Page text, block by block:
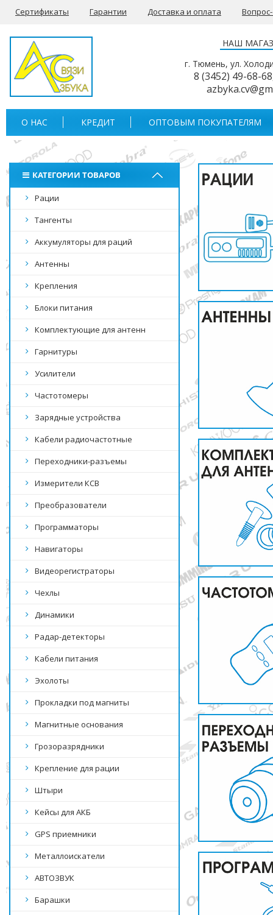
Сертификаты Гарантии Доставка и оплата
НАШ
г. Тюмень, ул.
8 (3452) 49-68-68
О НАС КРЕДИТ ОПТОВЫМ ПОКУПАТЕЛЯМ
КАТЕГОРИИ ТОВАРОВ
Рации
Тангенты
Аккумуляторы для раций
Антенны
Крепления
Блоки питания
Комплектующие для антенн
Гарнитуры
Усилители
Частотомеры
Зарядные устройства
Кабели радиочастотные
Переходники-разъемы
Измерители КСВ
Преобразователи
Программаторы
Навигаторы
Видеорегистраторы
Чехлы
Динамики
Радар-детекторы
Кабели питания
Эхолоты
Прокладки под магниты
Магнитные основания
Грозоразрядники
Крепление для рации
Штыри
Кейсы для АКБ
GPS приемники
Металлоискатели
АВТОЗВУК
Барашки